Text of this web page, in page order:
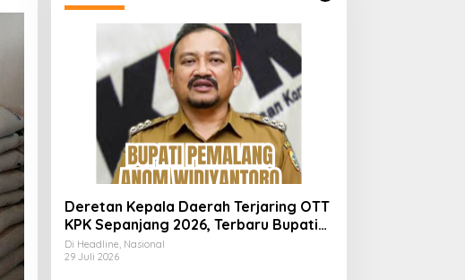
Deretan Kepala Daerah Terjaring OTT
KPK Sepanjang 2026, Terbaru Bupati
Pemalang Anom Widiyantoro
Di Headline, Nasional
29 Juli 2026